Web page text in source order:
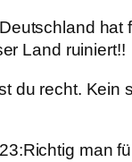
hat
Land ruiniert!!
du recht. Kein
man